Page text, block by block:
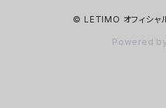
© LETIMO オフィシャ
Powered by